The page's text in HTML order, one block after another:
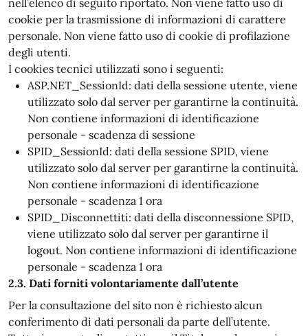
nell’elenco di seguito riportato. Non viene fatto uso di
cookie per la trasmissione di informazioni di carattere
personale. Non viene fatto uso di cookie di profilazione
degli utenti.
I cookies tecnici utilizzati sono i seguenti:
ASP.NET_SessionId: dati della sessione utente, viene
utilizzato solo dal server per garantirne la continuità.
Non contiene informazioni di identificazione
personale - scadenza di sessione
SPID_SessionId: dati della sessione SPID, viene
utilizzato solo dal server per garantirne la continuità.
Non contiene informazioni di identificazione
personale - scadenza 1 ora
SPID_Disconnettiti: dati della disconnessione SPID,
viene utilizzato solo dal server per garantirne il
logout. Non contiene informazioni di identificazione
personale - scadenza 1 ora
2.3. Dati forniti volontariamente dall’utente
Per la consultazione del sito non è richiesto alcun
conferimento di dati personali da parte dell’utente.